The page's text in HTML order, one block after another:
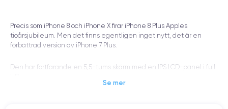
Precis som iPhone 8 och iPhone X firar iPhone 8 Plus Apples
tioårsjubileum. Men det finns egentligen inget nytt, det är en
förbättrad version av iPhone 7 Plus.
Den har fortfarande en 5,5-tums skärm med en IPS LCD-panel i full
Se mer